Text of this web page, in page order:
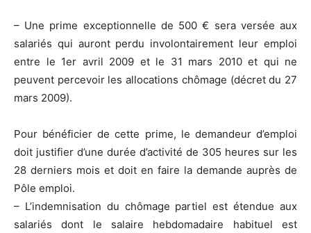
– Une prime exceptionnelle de 500 € sera versée aux
salariés qui auront perdu involontairement leur emploi
entre le 1er avril 2009 et le 31 mars 2010 et qui ne
peuvent percevoir les allocations chômage (décret du 27
mars 2009).
Pour bénéficier de cette prime, le demandeur d’emploi
doit justifier d’une durée d’activité de 305 heures sur les
28 derniers mois et doit en faire la demande auprès de
Pôle emploi.
– L’indemnisation du chômage partiel est étendue aux
salariés dont le salaire hebdomadaire habituel est